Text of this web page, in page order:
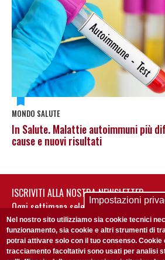
MONDO SALUTE
In Salute. Malattie autoimmuni più
cause e nuovi risultati
ISCRIVITI ALLA NOSTRA NEWSLETTER
Ogni settimana selezioniamo per te
non perderti gli aggiornamenti della
Impostazioni
Nel nostro sito utilizziamo sia cookie tecnici
funzionamento, sia cookie e altri strumenti di
potrai attivare solo con il tuo consenso.
tracciamento facoltativi sono usati per analisi